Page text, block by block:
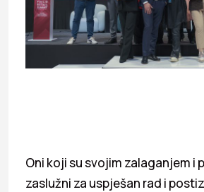
Oni koji su svojim zalaganjem i
zaslužni za uspješan rad i